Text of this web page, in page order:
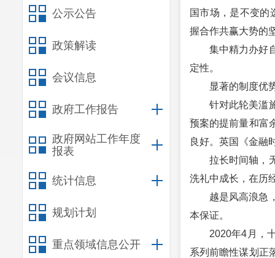
公示公告
政策解读
会议信息
政府工作报告
政府网站工作年度
报表
统计信息
规划计划
重点领域信息公开
国市场，是不变
握合作共赢大势的
集中精力办好
定性。
显著的制度优
针对此轮美滥
预案的提前量和富
良好。英国《金融
拉长时间轴，
洗礼中成长，在历
越是风高浪急
本保证。
2020年4月，
系列前瞻性谋划正